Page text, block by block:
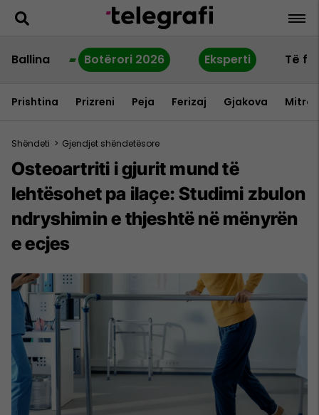
Ballina Botërori 2026 Eksperti Të
Prishtina Prizreni Peja Ferizaj Gjakova
Shëndeti > Gjendjet shëndetësore
Osteoartriti i gjurit mund të
lehtësohet pa ilaçe: Studimi zbulon
ndryshimin e thjeshtë në mënyrën
e ecjes